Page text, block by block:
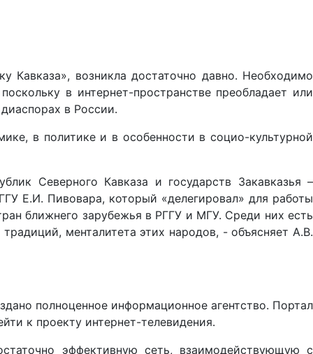
Кавказа», возникла достаточно давно. Необходимо
в интернет-пространстве преобладает или
в России.
в политике и в особенности в социо-культурной
Северного Кавказа и государств Закавказья –
Е.И. Пивовара, который «делегировал» для работы
ближнего зарубежья в РГГУ и МГУ. Среди них есть
менталитета этих народов, - объясняет А.В.
полноценное информационное агентство. Портал
к проекту интернет-телевидения.
эффективную сеть, взаимодействующую с